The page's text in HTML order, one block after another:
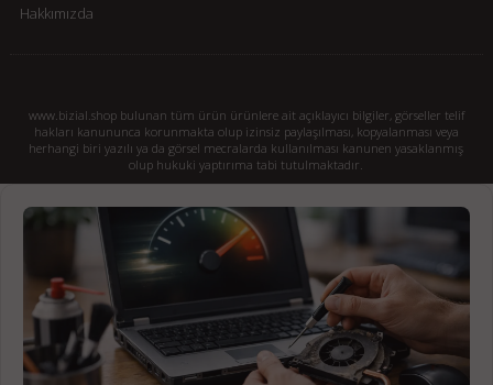
Hakkımızda
www.bizial.shop bulunan tüm ürün ürünlere ait açıklayıcı bilgiler, görseller telif
hakları kanununca korunmakta olup izinsiz paylaşılması, kopyalanması veya
herhangi biri yazılı ya da görsel mecralarda kullanılması kanunen yasaklanmış
olup hukuki yaptırıma tabi tutulmaktadır.